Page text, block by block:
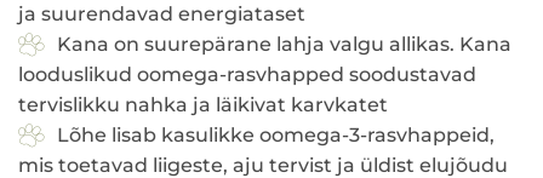
ja suurendavad energiataset
Kana on suurepärane lahja valgu allikas. Kana
looduslikud oomega-rasvhapped soodustavad
tervislikku nahka ja läikivat karvkatet
Lõhe lisab kasulikke oomega-3-rasvhappeid,
mis toetavad liigeste, aju tervist ja üldist elujõudu